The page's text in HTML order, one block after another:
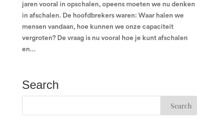
jaren vooral in opschalen, opeens moeten we nu denken
in afschalen. De hoofdbrekers waren: Waar halen we
mensen vandaan, hoe kunnen we onze capaciteit
vergroten? De vraag is nu vooral hoe je kunt afschalen
en...
Search